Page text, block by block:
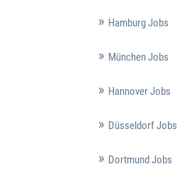
Hamburg Jobs
München Jobs
Hannover Jobs
Düsseldorf Jobs
Dortmund Jobs